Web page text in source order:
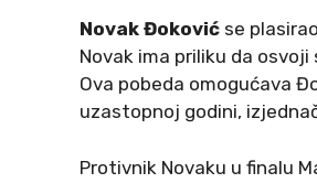
Novak Đoković se
Novak ima priliku da
Ova pobeda omogućava
uzastopnoj godini,
Protivnik Novaku u finalu